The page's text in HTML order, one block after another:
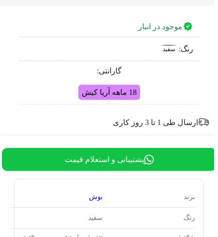
موجود در انبار
رنگ: سفید
گارانتی:
18 ماهه آریا کیش
ارسال طی 1 تا 3 روز کاری
پشتیبانی و استعلام قیمت
برند بوش
رنگ سفید